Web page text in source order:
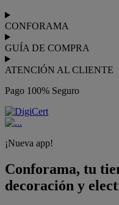
CONFORAMA
GUÍA DE COMPRA
ATENCIÓN AL CLIENTE
Pago 100% Seguro
¡Nueva app!
Conforama, tu
decoración y